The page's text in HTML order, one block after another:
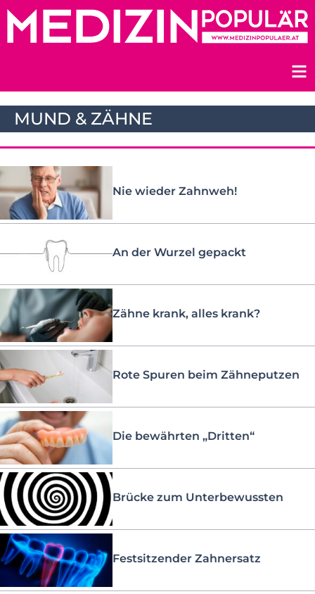
Zum
Inhalt
MUND & ZÄHNE
Nie wieder Zahnweh!
An der Wurzel gepackt
Zähne krank, alles krank?
Rote Spuren beim Zähneputzen
Die bewährten „Dritten“
Brücke zum Unterbewussten
Festsitzender Zahnersatz